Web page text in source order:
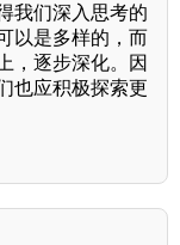
我们深入思考的
以是多样的，而
，逐步深化。因
也应积极探索更